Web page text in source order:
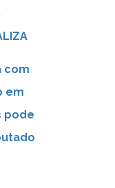
com
em
pode